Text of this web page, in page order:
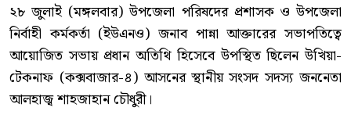
‎২৮ জুলাই (মঙ্গলবার) উপজেলা পরিষদের প্রশাসক ও উপজেলা
নির্বাহী কর্মকর্তা (ইউএনও) জনাব পান্না আক্তারের সভাপতিত্বে
আয়োজিত সভায় প্রধান অতিথি হিসেবে উপস্থিত ছিলেন উখিয়া-
টেকনাফ (কক্সবাজার-৪) আসনের স্থানীয় সংসদ সদস্য জননেতা
আলহাজ্ব শাহজাহান চৌধুরী।